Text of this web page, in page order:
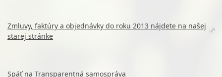
Zmluvy, faktúry a objednávky do roku 2013 nájdete na našej
starej stránke
Späť na Transparentná samospráva